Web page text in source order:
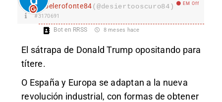
belerofonte84(@desiertooscuro84) EM Off
#3170691
Bot en RRSS 8 meses hace
El sátrapa de Donald Trump opositando para
títere.
O España y Europa se adaptan a la nueva
revolución industrial, con formas de obtener